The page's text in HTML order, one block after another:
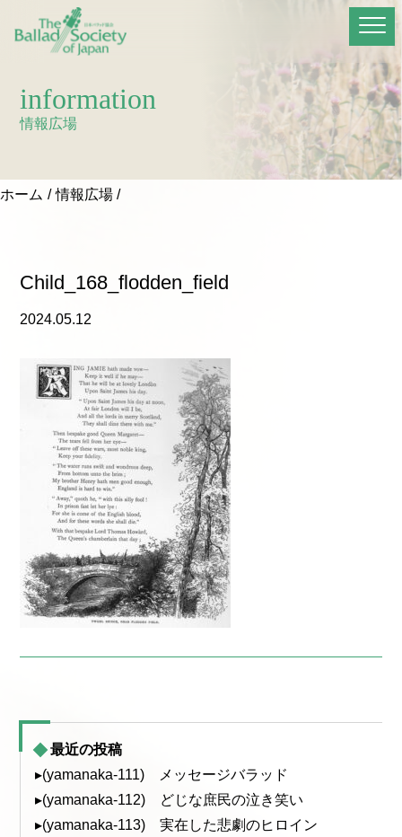
information
情報広場
ホーム 情報広場
Child_168_flodden_field
2024.05.12
最近の投稿
▸(yamanaka-111) メッセージバラッド
▸(yamanaka-112) どじな庶民の泣き笑い
▸(yamanaka-113) 実在した悲劇のヒロイン